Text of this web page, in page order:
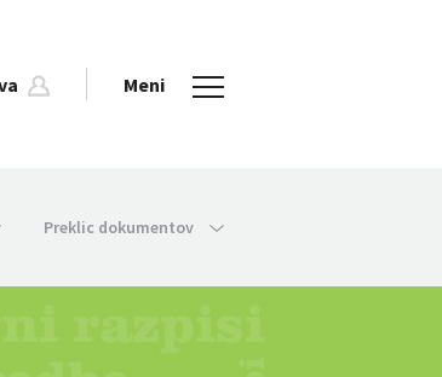
Meni
Preklic dokumentov